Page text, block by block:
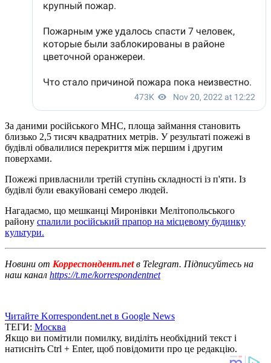
За даними російського МНС, площа займання становить
близько 2,5 тисяч квадратних метрів. У результаті пожежі в
будівлі обвалилися перекриття між першим і другим
поверхами.
Пожежі привласнили третій ступінь складності із п'яти. Із
будівлі були евакуйовані семеро людей.
Нагадаємо, що мешканці Миронівки Мелітопольського
району спалили російський прапор на місцевому будинку
культури.
Новини от Корреспондент.netв Telegram. Підписуйтесь на
наш канал https://t.me/korrespondentnet
Читайте Korrespondent.net в Google News
ТЕГИ: Москва
Якщо ви помітили помилку, виділіть необхідний текст і
натисніть Ctrl + Enter, щоб повідомити про це редакцію.